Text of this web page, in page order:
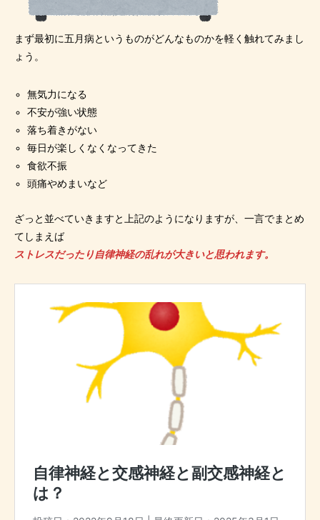
まず最初に五月病というものがどんなものかを軽く触れてみまし
ょう。
無気力になる
不安が強い状態
落ち着きがない
毎日が楽しくなくなってきた
食欲不振
頭痛やめまいなど
ざっと並べていきますと上記のようになりますが、一言でまとめ
てしまえば
ストレスだったり自律神経の乱れが大きいと思われます。